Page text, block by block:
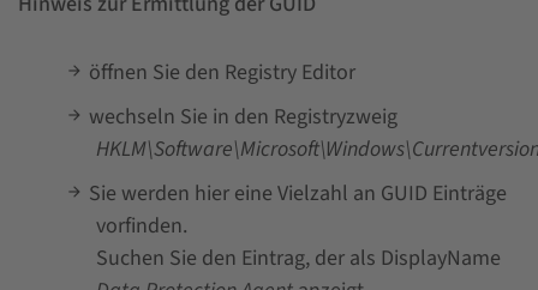
öffnen Sie den Registry Editor
wechseln Sie in den Registryzweig
Sie werden hier eine Vielzahl an GUID Einträge
vorfinden.
Suchen Sie den Eintrag, der als DisplayName